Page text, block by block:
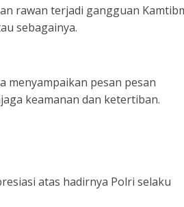
rawan terjadi gangguan
sebagainya.
menyampaikan pesan pesan
keamanan dan ketertiban.
atas hadirnya Polri selaku